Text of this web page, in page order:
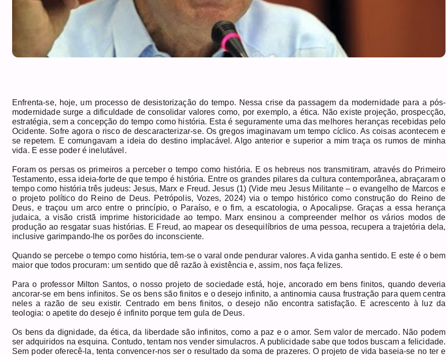
Enfrenta-se, hoje, um processo de desistorização do tempo. Nessa crise da passagem da modernidade para a pós-
modernidade surge a dificuldade de consolidar valores como, por exemplo, a ética. Não existe projeção, prospecção,
estratégia, sem a concepção do tempo como história. Esta é seguramente uma das melhores heranças recebidas pelo
Ocidente. Sofre agora o risco de descaracterizar-se. Os gregos imaginavam um tempo cíclico. As coisas acontecem e
se repetem. E comungavam a ideia do destino implacável. Algo anterior e superior a mim traça os rumos de minha
vida. E esse poder é inelutável.
Foram os persas os primeiros a perceber o tempo como história. E os hebreus nos transmitiram, através do Primeiro
Testamento, essa ideia-forte de que tempo é história. Entre os grandes pilares da cultura contemporânea, abraçaram o
tempo como história três judeus: Jesus, Marx e Freud. Jesus (1) (Vide meu Jesus Militante – o evangelho de Marcos e
o projeto político do Reino de Deus. Petrópolis, Vozes, 2024) via o tempo histórico como construção do Reino de
Deus, e traçou um arco entre o princípio, o Paraíso, e o fim, a escatologia, o Apocalipse. Graças a essa herança
judaica, a visão cristã imprime historicidade ao tempo. Marx ensinou a compreender melhor os vários modos de
produção ao resgatar suas histórias. E Freud, ao mapear os desequilíbrios de uma pessoa, recupera a trajetória dela,
inclusive garimpando-lhe os porões do inconsciente.
Quando se percebe o tempo como história, tem-se o varal onde pendurar valores. A vida ganha sentido. E este é o bem
maior que todos procuram: um sentido que dê razão à existência e, assim, nos faça felizes.
Para o professor Milton Santos, o nosso projeto de sociedade está, hoje, ancorado em bens finitos, quando deveria
ancorar-se em bens infinitos. Se os bens são finitos e o desejo infinito, a antinomia causa frustração para quem centra
neles a razão de seu existir. Centrado em bens finitos, o desejo não encontra satisfação. E acrescento à luz da
teologia: o apetite do desejo é infinito porque tem gula de Deus.
Os bens da dignidade, da ética, da liberdade são infinitos, como a paz e o amor. Sem valor de mercado. Não podem
ser adquiridos na esquina. Contudo, tentam nos vender simulacros. A publicidade sabe que todos buscam a felicidade.
Sem poder oferecê-la, tenta convencer-nos ser o resultado da soma de prazeres. O projeto de vida baseia-se no ter e